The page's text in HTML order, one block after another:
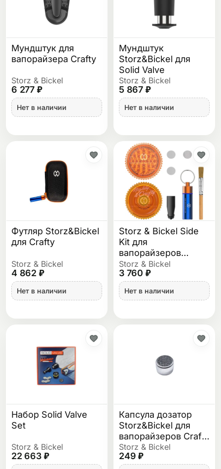
Мундштук для
вапорайзера Crafty
Storz & Bickel
6 277 ₽
Нет в наличии
Мундштук
Storz&Bickel для
Solid Valve
Storz & Bickel
5 867 ₽
Нет в наличии
Футляр Storz&Bickel
для Crafty
Storz & Bickel
4 862 ₽
Нет в наличии
Storz & Bickel Side
Kit для
вапорайзеров
Mighty, Crafty+ и
Crafty
Storz & Bickel
3 760 ₽
Нет в наличии
Набор Solid Valve
Set
Storz & Bickel
22 663 ₽
Капсула дозатор
Storz&Bickel для
вапорайзеров Crafty
и Mighty
Storz & Bickel
249 ₽